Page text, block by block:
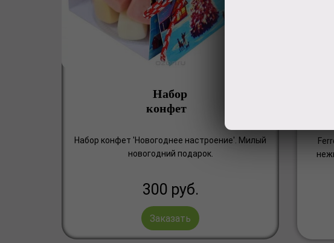
Набор
конфет
Набор конфет 'Новогоднее настроение'. Милый
новогодний подарок.
300 руб.
Заказать